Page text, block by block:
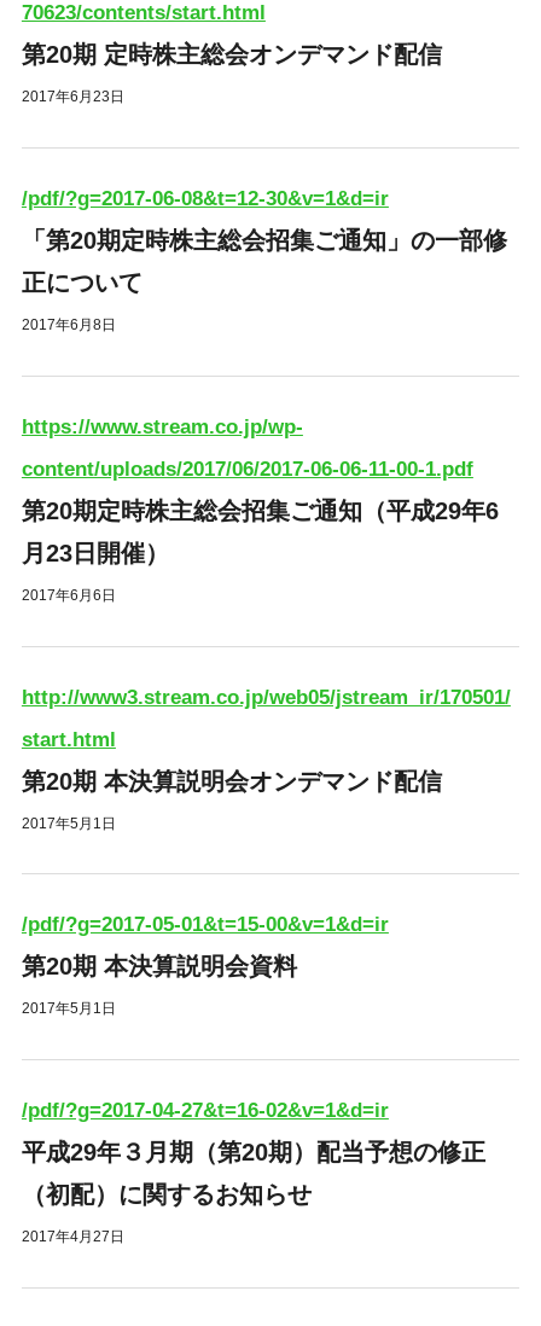
70623/contents/start.html
第20期 定時株主総会オンデマンド配信
2017年6月23日
/pdf/?g=2017-06-08&t=12-30&v=1&d=ir
「第20期定時株主総会招集ご通知」の一部修
正について
2017年6月8日
https://www.stream.co.jp/wp-
content/uploads/2017/06/2017-06-06-11-00-1.pdf
第20期定時株主総会招集ご通知（平成29年6
月23日開催）
2017年6月6日
http://www3.stream.co.jp/web05/jstream_ir/170501/
start.html
第20期 本決算説明会オンデマンド配信
2017年5月1日
/pdf/?g=2017-05-01&t=15-00&v=1&d=ir
第20期 本決算説明会資料
2017年5月1日
/pdf/?g=2017-04-27&t=16-02&v=1&d=ir
平成29年３月期（第20期）配当予想の修正
（初配）に関するお知らせ
2017年4月27日